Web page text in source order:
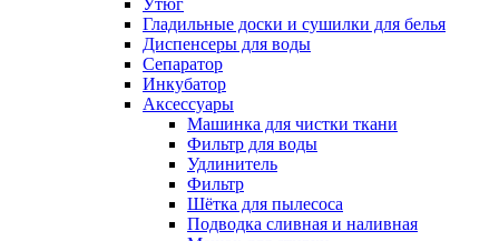
Утюг
Гладильные доски и сушилки для белья
Диспенсеры для воды
Сепаратор
Инкубатор
Аксессуары
Машинка для чистки ткани
Фильтр для воды
Удлинитель
Фильтр
Шётка для пылесоса
Подводка сливная и наливная